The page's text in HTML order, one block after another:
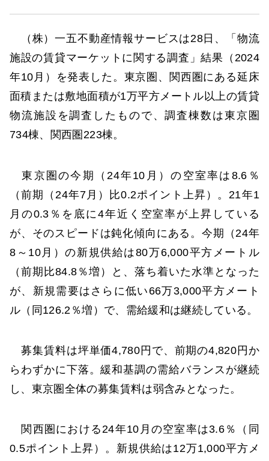
（株）一五不動産情報サービスは28日、「物流
施設の賃貸マーケットに関する調査」結果（2024
年10月）を発表した。東京圏、関西圏にある延床
面積または敷地面積が1万平方メートル以上の賃貸
物流施設を調査したもので、調査棟数は東京圏
734棟、関西圏223棟。
東京圏の今期（24年10月）の空室率は8.6％
（前期（24年7月）比0.2ポイント上昇）。21年1
月の0.3％を底に4年近く空室率が上昇している
が、そのスピードは鈍化傾向にある。今期（24年
8～10月）の新規供給は80万6,000平方メートル
（前期比84.8％増）と、落ち着いた水準となった
が、新規需要はさらに低い66万3,000平方メート
ル（同126.2％増）で、需給緩和は継続している。
募集賃料は坪単価4,780円で、前期の4,820円か
らわずかに下落。緩和基調の需給バランスが継続
し、東京圏全体の募集賃料は弱含みとなった。
関西圏における24年10月の空室率は3.6％（同
0.5ポイント上昇）。新規供給は12万1,000平方メ